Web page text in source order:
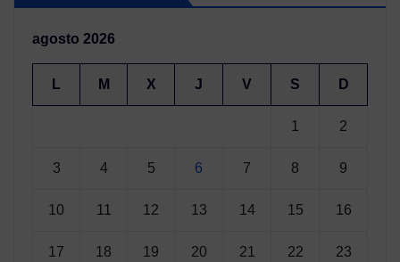
agosto 2026
L M X J V S D
1 2
3 4 5 6 7 8 9
10 11 12 13 14 15 16
17 18 19 20 21 22 23